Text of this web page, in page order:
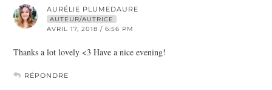
AURÉLIE PLUMEDAURE
AUTEUR/AUTRICE
AVRIL 17, 2018 / 6:56 PM
Thanks a lot lovely <3 Have a nice evening!
RÉPONDRE